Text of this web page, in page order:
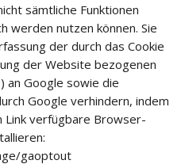
sämtliche Funktionen
werden nutzen können. Sie
der durch das Cookie
der Website bezogenen
an Google sowie die
Google verhindern, indem
Link verfügbare Browser-
gaoptout